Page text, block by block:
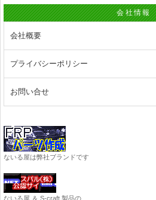
会社情報
会社概要
プライバシーポリシー
お問い合せ
ないる屋は弊社ブランドです
ないる屋 ＆ S-craft 製品の